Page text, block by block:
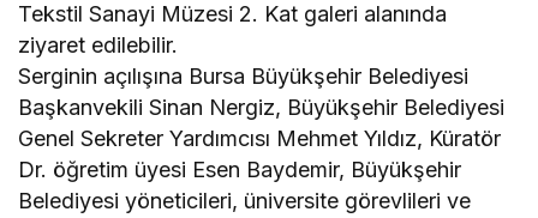
Tekstil Sanayi Müzesi 2. Kat galeri alanında
ziyaret edilebilir.
Serginin açılışına Bursa Büyükşehir Belediyesi
Başkanvekili Sinan Nergiz, Büyükşehir Belediyesi
Genel Sekreter Yardımcısı Mehmet Yıldız, Küratör
Dr. öğretim üyesi Esen Baydemir, Büyükşehir
Belediyesi yöneticileri, üniversite görevlileri ve